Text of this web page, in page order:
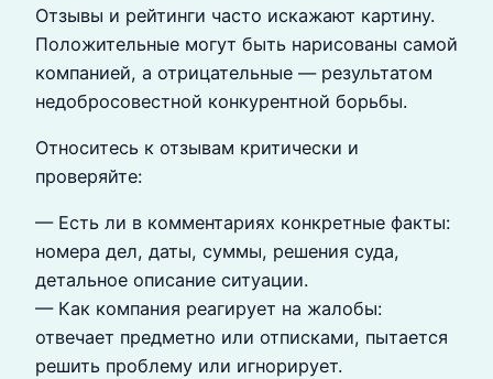
Отзывы и рейтинги часто искажают картину.
Положительные могут быть нарисованы самой
компанией, а отрицательные — результатом
недобросовестной конкурентной борьбы.
Относитесь к отзывам критически и
проверяйте:
— Есть ли в комментариях конкретные факты:
номера дел, даты, суммы, решения суда,
детальное описание ситуации.
— Как компания реагирует на жалобы:
отвечает предметно или отписками, пытается
решить проблему или игнорирует.